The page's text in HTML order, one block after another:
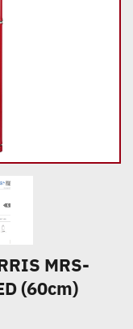
MRS-
(60cm)